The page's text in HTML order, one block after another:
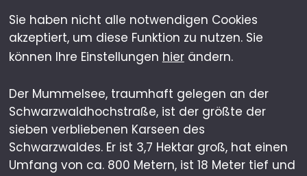
Sie haben nicht alle notwendigen Cookies
akzeptiert, um diese Funktion zu nutzen. Sie
können Ihre Einstellungen hierändern.
Der Mummelsee, traumhaft gelegen an der
Schwarzwaldhochstraße, ist der größte der
sieben verbliebenen Karseen des
Schwarzwaldes. Er ist 3,7 Hektar groß, hat einen
Umfang von ca. 800 Metern, ist 18 Meter tief und